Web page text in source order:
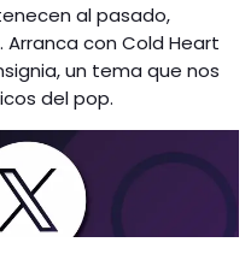
al pasado,
con Cold Heart
un tema que nos
del pop.